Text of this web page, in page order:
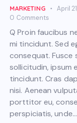
MARKETING April
0 Comments
Q Proin faucibus
mi tincidunt. Sed
consequat. Fusce
sollicitudin, ipsum
tincidunt. Cras
nisi. Aenean
porttitor eu,
perspiciatis, unde…